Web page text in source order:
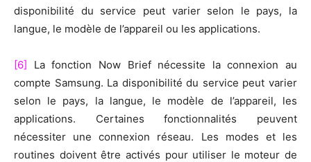
disponibilité du service peut varier selon le pays, la
langue, le modèle de l’appareil ou les applications.
[6] La fonction Now Brief nécessite la connexion au
compte Samsung. La disponibilité du service peut varier
selon le pays, la langue, le modèle de l’appareil, les
applications. Certaines fonctionnalités peuvent
nécessiter une connexion réseau. Les modes et les
routines doivent être activés pour utiliser le moteur de